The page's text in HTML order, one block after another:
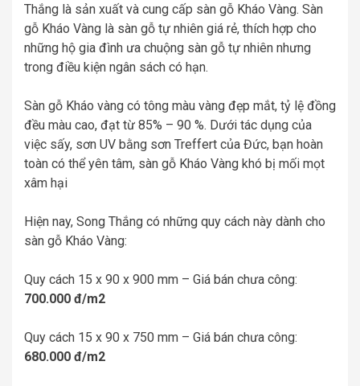
Thắng là sản xuất và cung cấp sàn gỗ Kháo Vàng. Sàn
gỗ Kháo Vàng là sàn gỗ tự nhiên giá rẻ, thích hợp cho
những hộ gia đình ưa chuộng sàn gỗ tự nhiên nhưng
trong điều kiện ngân sách có hạn.
Sàn gỗ Kháo vàng có tông màu vàng đẹp mắt, tỷ lệ đồng
đều màu cao, đạt từ 85% – 90 %. Dưới tác dụng của
việc sấy, sơn UV bằng sơn Treffert của Đức, bạn hoàn
toàn có thể yên tâm, sàn gỗ Kháo Vàng khó bị mối mọt
xâm hại
Hiện nay, Song Thắng có những quy cách này dành cho
sàn gỗ Kháo Vàng:
Quy cách 15 x 90 x 900 mm – Giá bán chưa công:
700.000 đ/m2
Quy cách 15 x 90 x 750 mm – Giá bán chưa công:
680.000 đ/m2